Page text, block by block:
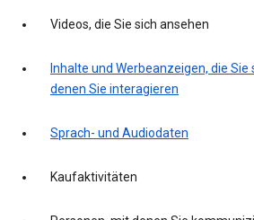
Videos, die Sie sich ansehen
Inhalte und Werbeanzeigen, die
denen Sie interagieren
Sprach- und Audiodaten
Kaufaktivitäten